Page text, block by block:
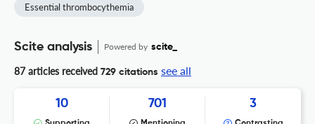
Essential thrombocythemia
Scite analysis Powered by scite_
87 articles received 729 citations see all
10 701 3